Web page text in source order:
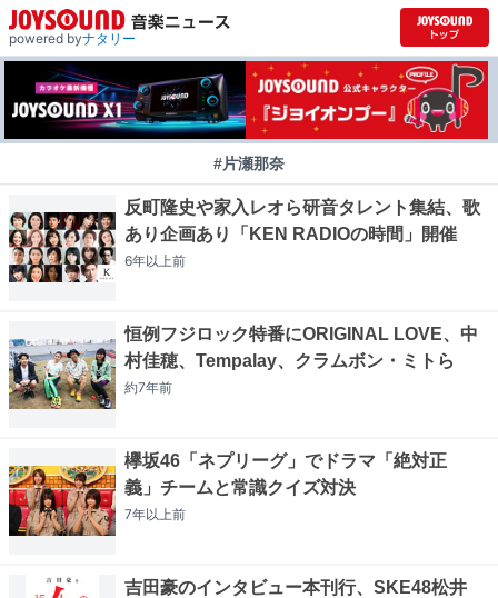
powered byナタリー
#片瀬那奈
反町隆史や家入レオら研音タレント集結、歌
あり企画あり「KEN RADIOの時間」開催
6年以上前
恒例フジロック特番にORIGINAL LOVE、中
村佳穂、Tempalay、クラムボン・ミトら
約7年前
欅坂46「ネプリーグ」でドラマ「絶対正
義」チームと常識クイズ対決
7年以上前
吉田豪のインタビュー本刊行、SKE48松井